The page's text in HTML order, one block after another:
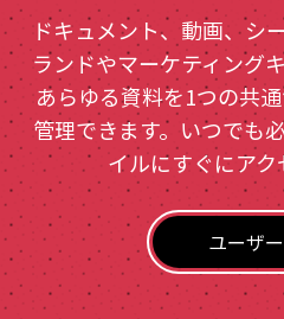
ドキュメント、動画、シ
ランドやマーケティング
あらゆる資料を1つの共
管理できます。いつでも
イルにすぐにアク
ユーザ